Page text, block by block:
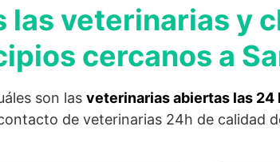
las veterinarias y
cercanos a
son las veterinarias abiertas las 24
de veterinarias 24h de calidad